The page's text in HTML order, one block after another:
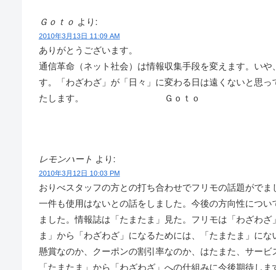
Ｇｏｔｏ より:
2010年3月13日 11:09 AM
ありがとうございます。
通信革命（ネット社会）は情報収集手段を変えます。い
す。「わざわざ」が「日々」に変わる日は遠くないと思
たします。 Ｇｏｔｏ
レモンハート より:
2010年3月12日 10:03 PM
おりべスタッフの方との打ち合わせでフリモの話題がで
一件も使用はないとの話をしました。今後の方向性につ
ました。情報誌は「たまたま」見た。フリモは「わざわ
ま」から「わざわざ」になるためには、「たまたま」に
懸賞なのか、クーポンの割引率なのか、はたまた、サービ
「たまたま」から「わざわざ」への仕組みに今後期待しま